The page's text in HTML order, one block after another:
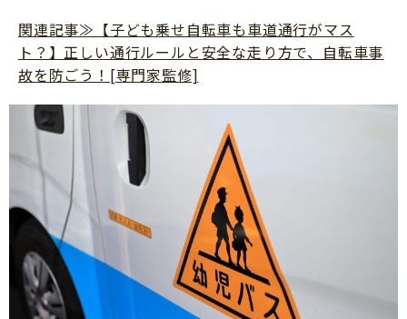
関連記事≫【子ども乗せ自転車も車道通行がマス
ト？】正しい通行ルールと安全な走り方で、自転車事
故を防ごう！[専門家監修]